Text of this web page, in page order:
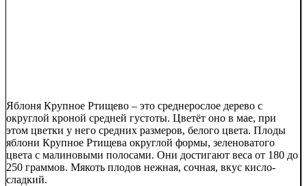
Яблоня Крупное Ртищево – это среднерослое дерево с
округлой кроной средней густоты. Цветёт оно в мае, при
этом цветки у него средних размеров, белого цвета. Плоды
яблони Крупное Ртищева округлой формы, зеленоватого
цвета с малиновыми полосами. Они достигают веса от 180 до
250 граммов. Мякоть плодов нежная, сочная, вкус кисло-
сладкий.